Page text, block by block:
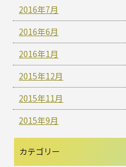
2016年7月
2016年6月
2016年1月
2015年12月
2015年11月
2015年9月
カテゴリー